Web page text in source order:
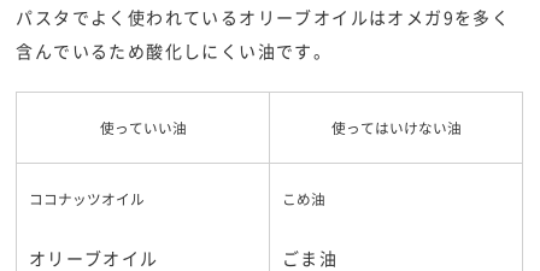
パスタでよく使われているオリーブオイルはオメガ9を多く
含んでいるため酸化しにくい油です。
使っていい油 使ってはいけない油
ココナッツオイル
オリーブオイル
こめ油
ごま油